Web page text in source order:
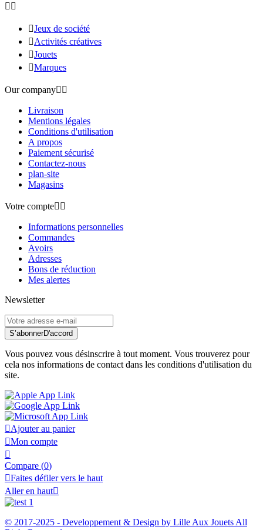
 
Jeux de société
Activités créatives
Jouets
Marques
Our company 
Livraison
Mentions légales
Conditions d'utilisation
A propos
Paiement sécurisé
Contactez-nous
plan-site
Magasins
Votre compte 
Informations personnelles
Commandes
Avoirs
Adresses
Bons de réduction
Mes alertes
Newsletter
S’abonnerD'accord
Vous pouvez vous désinscrire à tout moment. Vous trouverez pour
cela nos informations de contact dans les conditions d'utilisation du
site.
Ajouter au panier
Mon compte

Compare (0)
Faites défiler vers le haut
Aller en haut
© 2017-2025 - Developpement & Design by Lille Aux Jouets All